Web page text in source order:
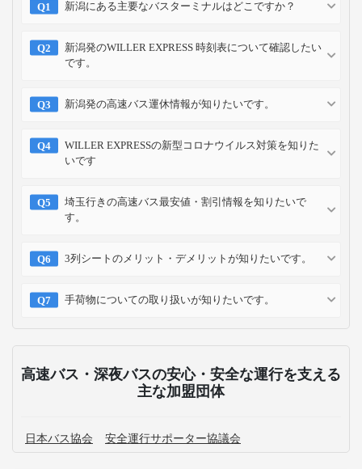
新潟にある主要なバスターミナルはどこですか？
新潟発のWILLER EXPRESS 時刻表について確認したい
です。
新潟発の高速バス運休情報が知りたいです。
WILLER EXPRESSの新型コロナウイルス対策を知りた
いです
埼玉行きの高速バス最安値・割引情報を知りたいで
す。
3列シートのメリット・デメリットが知りたいです。
手荷物についての取り扱いが知りたいです。
高速バス・深夜バスの安心・安全な運行を支える
主な加盟団体
日本バス協会 安全運行サポーター協議会